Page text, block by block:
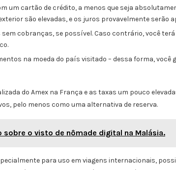
um cartão de crédito, a menos que seja
são elevadas, e os juros provavelmente serão
cobranças, se possível. Caso contrário, você
na moeda do país visitado – dessa forma,
do Amex na França e as taxas um pouco
pelo menos como uma alternativa de reserva.
sobre o visto de nômade digital na Malásia.
para uso em viagens internacionais,